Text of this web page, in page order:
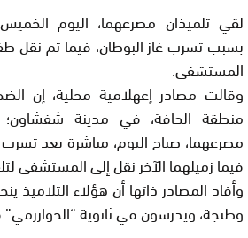
لقي تلميذان مصرعهما، اليوم
بسبب تسرب غاز البوطان، فيما تم نقل
المستشفى.
وقالت مصادر إعهلامية محلية، إن
منطقة الحافة، في مدينة
مصرعهما، صباح اليوم، مباشرة بعد تسرب
فيما زميلهما الآخر نقل إلى المستشفى
وأفاد المصادر ذاتها أن هؤلاء
وطنجة، ويدرسون في ثانوية